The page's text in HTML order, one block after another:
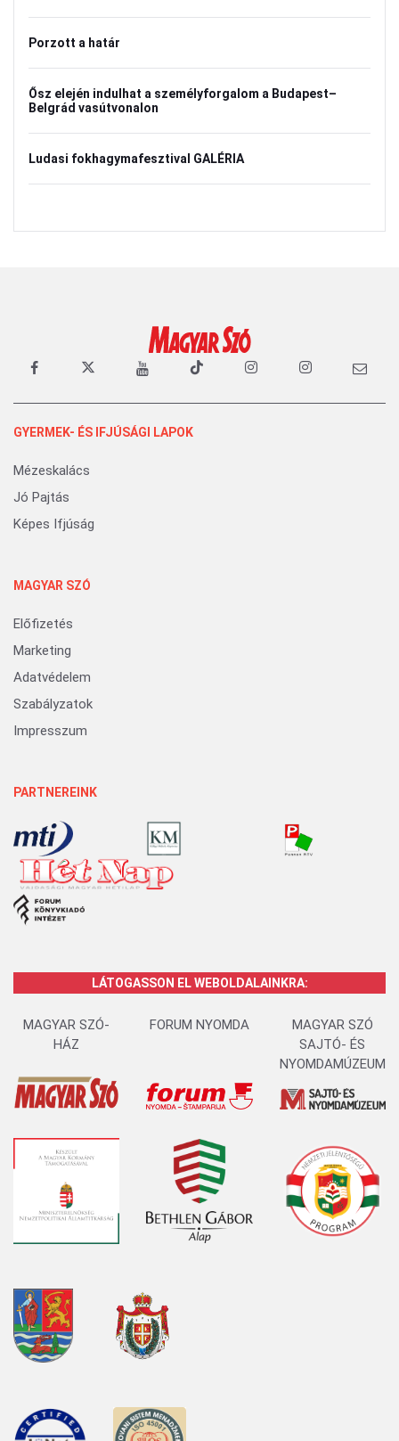
Porzott a határ
Ősz elején indulhat a személyforgalom a Budapest–
Belgrád vasútvonalon
Ludasi fokhagymafesztival GALÉRIA
GYERMEK- ÉS IFJÚSÁGI LAPOK
Mézeskalács
Jó Pajtás
Képes Ifjúság
MAGYAR SZÓ
Előfizetés
Marketing
Adatvédelem
Szabályzatok
Impresszum
PARTNEREINK
LÁTOGASSON EL WEBOLDALAINKRA:
MAGYAR SZÓ-
HÁZ
FORUM NYOMDA
MAGYAR SZÓ
SAJTÓ- ÉS
NYOMDAMÚZEUM